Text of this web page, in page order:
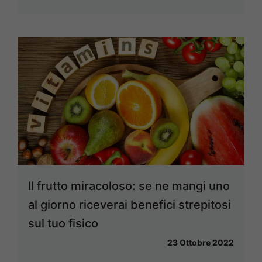
Il frutto miracoloso: se ne mangi uno
al giorno riceverai benefici strepitosi
sul tuo fisico
23 Ottobre 2022